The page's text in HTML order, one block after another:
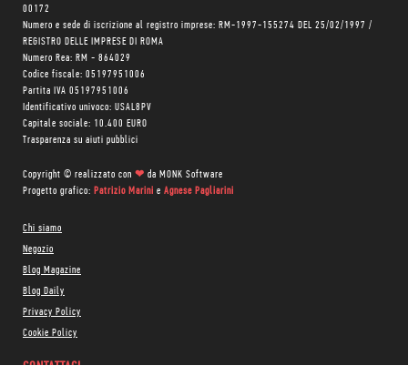
00172
Numero e sede di iscrizione al registro imprese: RM-1997-155274 DEL 25/02/1997 /
REGISTRO DELLE IMPRESE DI ROMA
Numero Rea: RM - 864029
Codice fiscale: 05197951006
Partita IVA 05197951006
Identificativo univoco: USAL8PV
Capitale sociale: 10.400 EURO
Trasparenza su aiuti pubblici
Copyright © realizzato con ❤ da MONK Software
Progetto grafico: Patrizio Marini e Agnese Pagliarini
Chi siamo
Negozio
Blog Magazine
Blog Daily
Privacy Policy
Cookie Policy
CONTATTACI: